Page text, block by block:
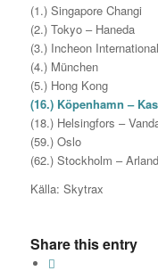
(1.) Singapore Changi
(2.) Tokyo – Haneda
(3.) Incheon International
(4.) München
(5.) Hong Kong
(16.) Köpenhamn –
(18.) Helsingfors –
(59.) Oslo
(62.) Stockholm –
Källa: Skytrax
Share this entry